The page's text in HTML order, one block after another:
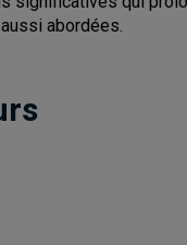
abordées.